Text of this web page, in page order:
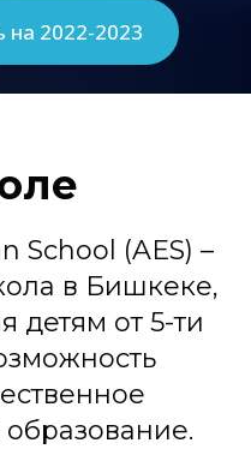
на 2022-2023
School (AES) –
в Бишкеке,
детям от 5-ти